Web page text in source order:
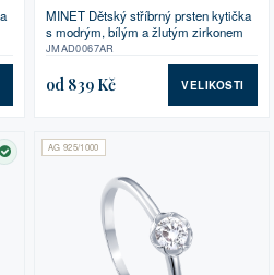
MINET Dětský stříbrný prsten kytička
s modrým, bílým a žlutým zirkonem
JMAD0067AR
od 839 Kč VELIKOSTI
SKLADEM
AG 925/1000